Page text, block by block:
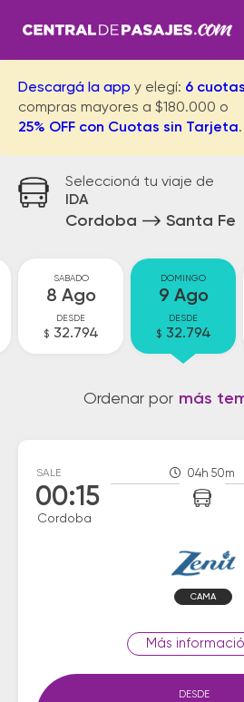
Descargá la app y elegí: 6
compras mayores a $180.000 o
25% OFF con Cuotas sin Tarjeta.
Seleccioná tu viaje de
IDA
Cordoba Santa Fe
SABADO
8 Ago
DESDE
$ 32.794
DOMINGO
9 Ago
DESDE
$ 32.794
Ordenar por más
SALE
00:15
Cordoba
04h 50m
CAMA
DESDE